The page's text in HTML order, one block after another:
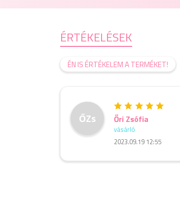
ÉRTÉKELÉSEK
ÉN IS ÉRTÉKELEM A TERMÉKET!
ŐZs Őri Zsófia
vásárló
2023.09.19 12:55